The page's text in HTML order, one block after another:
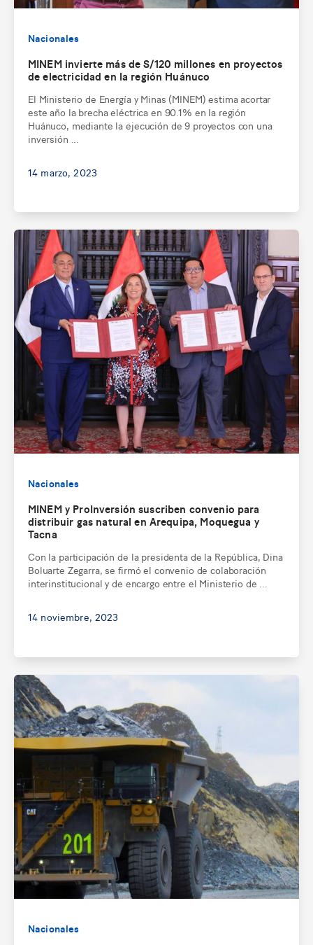
Nacionales
MINEM invierte más de S/120 millones en proyectos
de electricidad en la región Huánuco
El Ministerio de Energía y Minas (MINEM) estima acortar
este año la brecha eléctrica en 90.1% en la región
Huánuco, mediante la ejecución de 9 proyectos con una
inversión ...
14 marzo, 2023
Nacionales
MINEM y ProInversión suscriben convenio para
distribuir gas natural en Arequipa, Moquegua y
Tacna
Con la participación de la presidenta de la República, Dina
Boluarte Zegarra, se firmó el convenio de colaboración
interinstitucional y de encargo entre el Ministerio de ...
14 noviembre, 2023
Nacionales